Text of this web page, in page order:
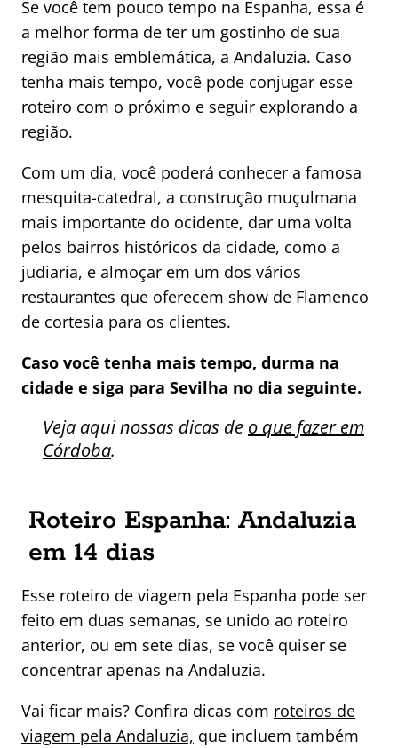
Se você tem pouco tempo na Espanha, essa é
a melhor forma de ter um gostinho de sua
região mais emblemática, a Andaluzia. Caso
tenha mais tempo, você pode conjugar esse
roteiro com o próximo e seguir explorando a
região.
Com um dia, você poderá conhecer a famosa
mesquita-catedral, a construção muçulmana
mais importante do ocidente, dar uma volta
pelos bairros históricos da cidade, como a
judiaria, e almoçar em um dos vários
restaurantes que oferecem show de Flamenco
de cortesia para os clientes.
Caso você tenha mais tempo, durma na
cidade e siga para Sevilha no dia seguinte.
Veja aqui nossas dicas de o que fazer em
Córdoba.
Roteiro Espanha: Andaluzia
em 14 dias
Esse roteiro de viagem pela Espanha pode ser
feito em duas semanas, se unido ao roteiro
anterior, ou em sete dias, se você quiser se
concentrar apenas na Andaluzia.
Vai ficar mais? Confira dicas com roteiros de
viagem pela Andaluzia, que incluem também